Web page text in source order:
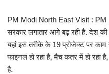
रोजगार
राजनीति
PM Modi North East Visit : PM
सरकार लगातार आगे बढ़ रही है. देश की
यहां इस तरीके के 19 प्रोजेक्ट पर
फाइनल हो रहा है, मैच कतर में हो रहा
है.